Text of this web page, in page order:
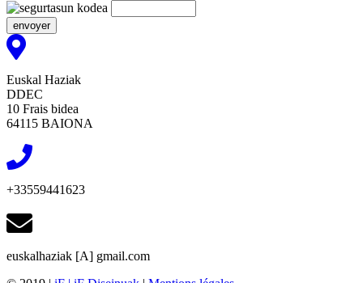
envoyer
Euskal Haziak
DDEC
10 Frais bidea
64115 BAIONA
+33559441623
euskalhaziak [A] gmail.com